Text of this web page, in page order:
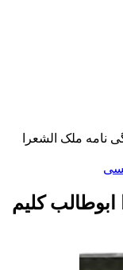
نامه ملک الشعرا
کلیم